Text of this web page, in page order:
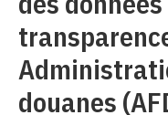
douanes